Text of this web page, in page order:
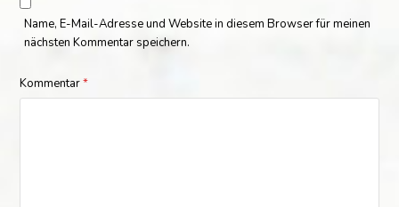
Name, E-Mail-Adresse und Website in diesem Browser für meinen
nächsten Kommentar speichern.
Kommentar*